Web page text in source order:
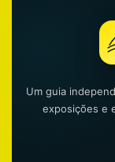
Um guia
exposições e